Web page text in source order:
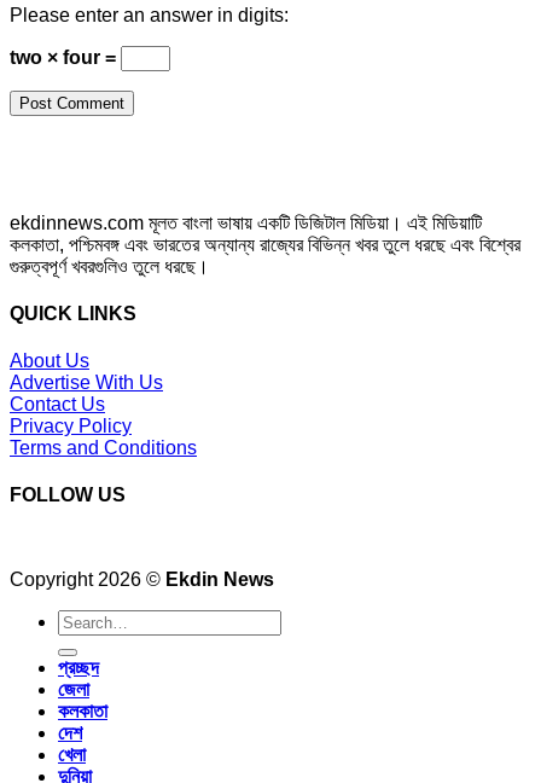
Please enter an answer in digits:
two × four =
ekdinnews.com মূলত বাংলা ভাষায় একটি ডিজিটাল মিডিয়া। এই মিডিয়াটি
কলকাতা, পশ্চিমবঙ্গ এবং ভারতের অন্যান্য রাজ্যের বিভিন্ন খবর তুলে ধরছে এবং বিশ্বের
গুরুত্বপূর্ণ খবরগুলিও তুলে ধরছে।
QUICK LINKS
About Us
Advertise With Us
Contact Us
Privacy Policy
Terms and Conditions
FOLLOW US
Copyright 2026 © Ekdin News
প্রচ্ছদ
জেলা
কলকাতা
দেশ
খেলা
দুনিয়া